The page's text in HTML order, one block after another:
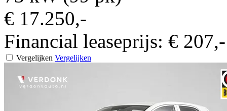
€ 17.250,-
Financial leaseprijs: €
Vergelijken Vergelijken